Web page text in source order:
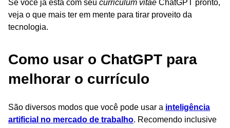
Se você já está com seu curriculum vitae ChatGPT pronto,
veja o que mais ter em mente para tirar proveito da
tecnologia.
Como usar o ChatGPT para
melhorar o currículo
São diversos modos que você pode usar a inteligência
artificial no mercado de trabalho. Recomendo inclusive